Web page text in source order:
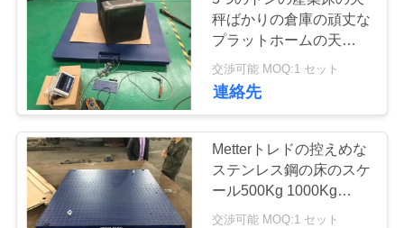
し
な
さ
い
掛かるクレーン ス
ケール
秤ばかりの倉庫の頑丈な
プラットホームの天秤ば
かり
交渉可能 MOQ:1 セット
連絡先
Metterトレドの控えめな
ステンレス鋼の床のスケ
ール500Kg 1000Kg
1.2x1.2のメートル
交渉可能 MOQ:1 セット